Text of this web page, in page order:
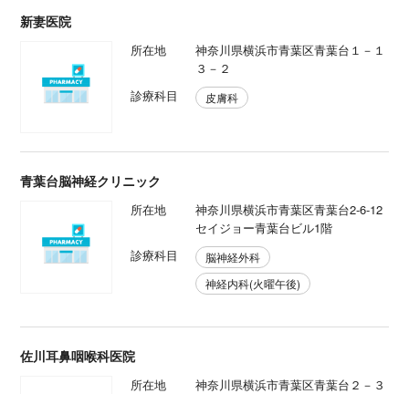
新妻医院
所在地
神奈川県横浜市青葉区青葉台１－１
３－２
診療科目
皮膚科
青葉台脳神経クリニック
所在地
神奈川県横浜市青葉区青葉台2-6-12
セイジョー青葉台ビル1階
診療科目
脳神経外科
神経内科(火曜午後)
佐川耳鼻咽喉科医院
所在地
神奈川県横浜市青葉区青葉台２－３